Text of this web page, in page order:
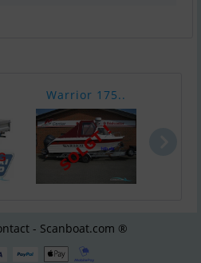
Warrior 175..
- Scanboat.com ®